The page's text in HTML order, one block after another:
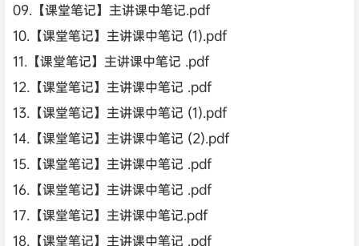
09.【课堂笔记】主讲课中笔记.pdf
10.【课堂笔记】主讲课中笔记 (1).pdf
11.【课堂笔记】主讲课中笔记 .pdf
12.【课堂笔记】主讲课中笔记 .pdf
13.【课堂笔记】主讲课中笔记 (1).pdf
14.【课堂笔记】主讲课中笔记 (2).pdf
15.【课堂笔记】主讲课中笔记 .pdf
16.【课堂笔记】主讲课中笔记 .pdf
17.【课堂笔记】主讲课中笔记.pdf
18.【课堂笔记】主讲课中笔记 .pdf